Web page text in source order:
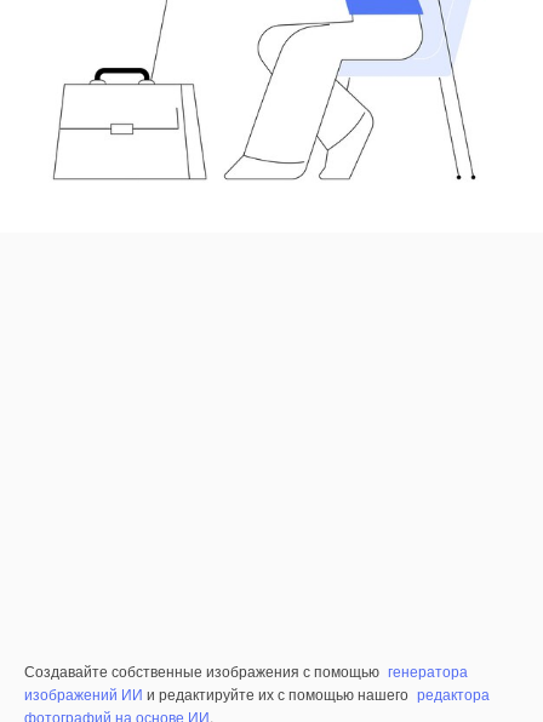
Создавайте собственные изображения с помощью генератора
изображений ИИ и редактируйте их с помощью нашего редактора
фотографий на основе ИИ.